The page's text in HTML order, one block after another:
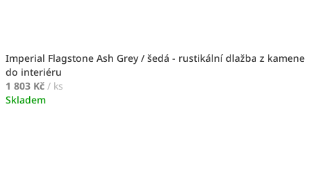
Imperial Flagstone Ash Grey / šedá - rustikální dlažba z kamene
do interiéru
1 803 Kč / ks
Skladem